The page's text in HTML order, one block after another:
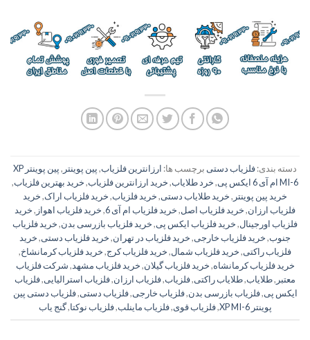
دسته بندی:فلزیاب دستی برچسب ها: ارزانترین فلزیاب,پین پوینتر ,
پین پوینتر XP
MI-6 ام آی 6 ایکس پی
,خرد طلایاب,خرید ارزانترین فلزیاب,خرید بهترین فلزیاب,
خرید پین پوینتر ,خرید طلایاب دستی,خرید فلزیاب,خرید فلزیاب اراک,خرید
فلزیاب ارزان,خرید فلزیاب اصل,خرید فلزیاب ام آی 6 ,خرید فلزیاب اهواز ,خرید
فلزیاب اورجینال,خرید فلزیاب ایکس پی,خرید فلزیاب بازرسی بدن,خرید فلزیاب
جنوب,خرید فلزیاب خارجی,خرید فلزیاب در تهران,خرید فلزیاب دستی,خرید
فلزیاب راکتی,خرید فلزیاب شمال,خرید فلزیاب کرج,خرید فلزیاب کرمانشاخ,
خرید فلزیاب کرمانشاه,خرید فلزیاب گیلان,خرید فلزیاب مشهد,شرکت فلزیاب
معتبر ,طلایاب,طلایاب راکتی,فلزیاب,فلزیاب ارزان,فلزیاب استرالیایی,فلزیاب
ایکس پی,فلزیاب بازرسی بدن,فلزیاب خارجی,فلزیاب دستی,فلزیاب دستی پین
پوینتر XP MI-6
,فلزیاب قوی,فلزیاب ماینلب,فلزیاب نوکتا,گنج یاب